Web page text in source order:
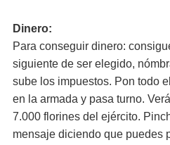
Dinero:
Para conseguir dinero:
siguiente de ser elegido,
sube los impuestos. Pon todo
en la armada y pasa turno.
7.000 florines del ejército.
mensaje diciendo que puedes